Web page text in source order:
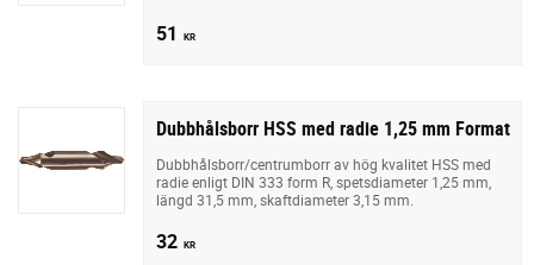
51 KR
Dubbhålsborr HSS med radie 1,25 mm Format
Dubbhålsborr/centrumborr av hög kvalitet HSS med
radie enligt DIN 333 form R, spetsdiameter 1,25 mm,
längd 31,5 mm, skaftdiameter 3,15 mm.
32 KR